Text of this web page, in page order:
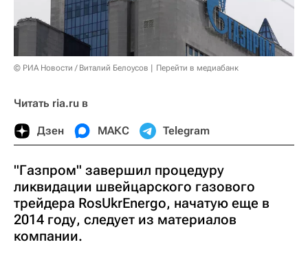
© РИА Новости / Виталий Белоусов Перейти в медиабанк
Читать ria.ru в
Дзен МАКС Telegram
"Газпром" завершил процедуру
ликвидации швейцарского газового
трейдера RosUkrEnergo, начатую еще в
2014 году, следует из материалов
компании.